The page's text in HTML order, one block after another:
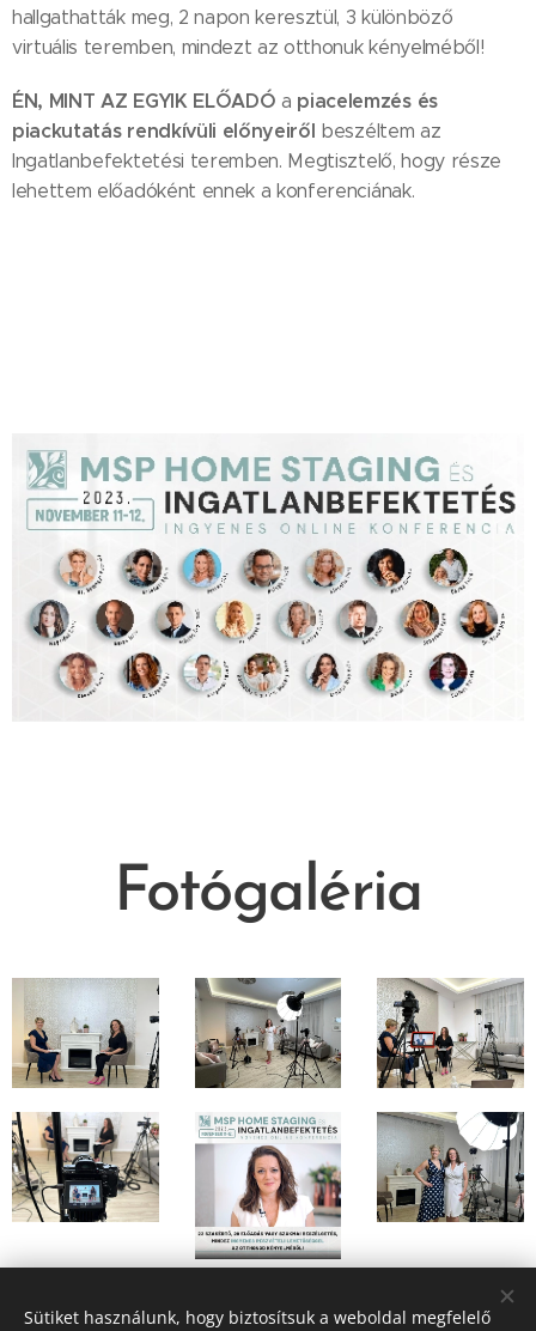
hallgathatták meg, 2 napon keresztül, 3 különböző
virtuális teremben, mindezt az otthonuk kényelméből!
ÉN, MINT AZ EGYIK ELŐADÓ a piacelemzés és
piackutatás rendkívüli előnyeiről beszéltem az
Ingatlanbefektetési teremben. Megtisztelő, hogy része
lehettem előadóként ennek a konferenciának.
Fotógaléria
Sütiket használunk, hogy biztosítsuk a weboldal megfelelő